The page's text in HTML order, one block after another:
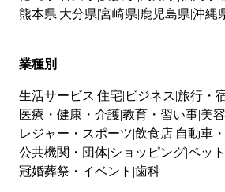
熊本県 大分県 宮崎県 鹿児島県 沖縄
業種別
生活サービス 住宅 ビジネス 旅行・
医療・健康・介護教育・習い事 美
レジャー・スポーツ 飲食店 自動車
公共機関・団体 ショッピングペット
冠婚葬祭・イベント 歯科